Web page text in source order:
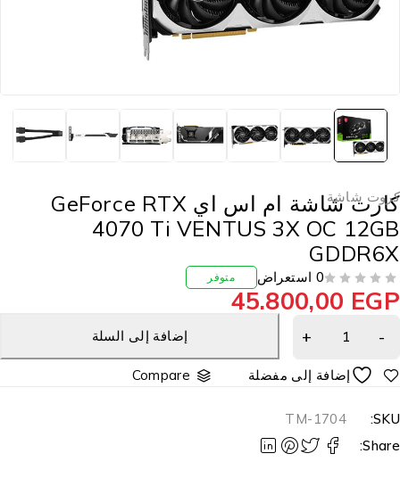
شاشة
كارت شاشة ام اس اي GeForce RTX
4070 Ti VENTUS 3X OC
0 استعراض متوفر
45.800,00
إضافة إلى السلة
Compare
TM-1704